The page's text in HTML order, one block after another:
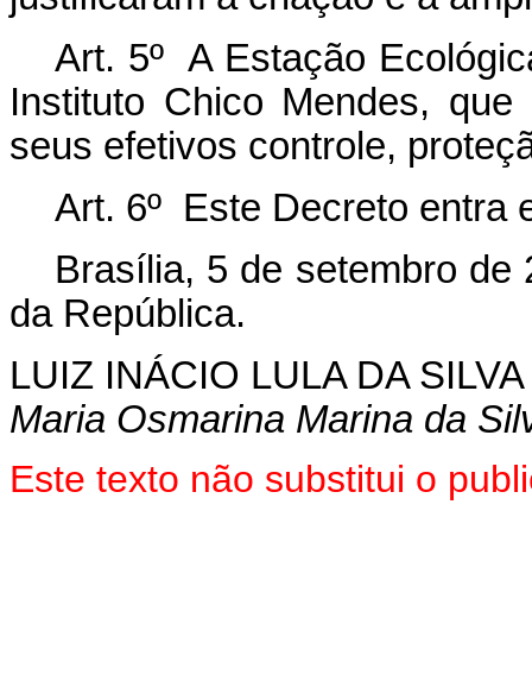
Art. 5º A Estação
Instituto Chico Mendes,
seus efetivos controle,
Art. 6º Este Decreto entra
Brasília, 5 de setembro de
da República.
LUIZ INÁCIO LULA DA SILVA
Maria Osmarina Marina da
Este texto não substitui o